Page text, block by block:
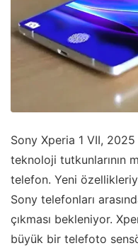
Sony Xperia 1 VII,
teknoloji tutkunlarının
telefon. Yeni
Sony telefonları
çıkması bekleniyor.
büyük bir telefoto